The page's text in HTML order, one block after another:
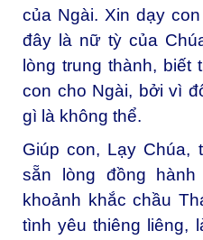
của Ngài. Xin dạy
đây là nữ tỳ của
lòng trung thành, biết
con cho Ngài, bởi vì
gì là không thể.
Giúp con, Lạy Chúa,
sẵn lòng đồng
khoảnh khắc chầu
tình yêu thiêng liêng,